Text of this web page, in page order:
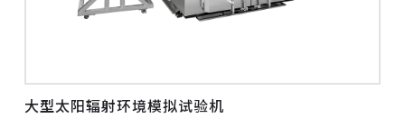
大型太阳辐射环境模拟试验机